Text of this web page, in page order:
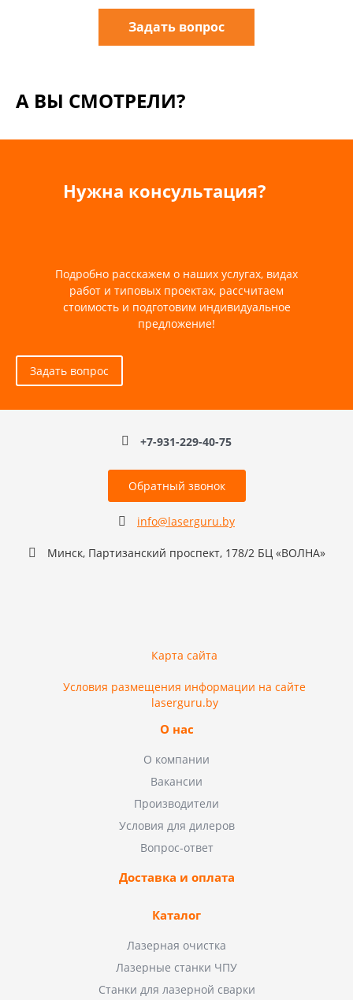
Задать вопрос
А ВЫ СМОТРЕЛИ?
Нужна консультация?
Подробно расскажем о наших услугах, видах
работ и типовых проектах, рассчитаем
стоимость и подготовим индивидуальное
предложение!
Задать вопрос
+7-931-229-40-75
Обратный звонок
info@laserguru.by
Минск, Партизанский проспект, 178/2 БЦ «ВОЛНА»
Карта сайта
Условия размещения информации на сайте
laserguru.by
О нас
О компании
Вакансии
Производители
Условия для дилеров
Вопрос-ответ
Доставка и оплата
Каталог
Лазерная очистка
Лазерные станки ЧПУ
Станки для лазерной сварки